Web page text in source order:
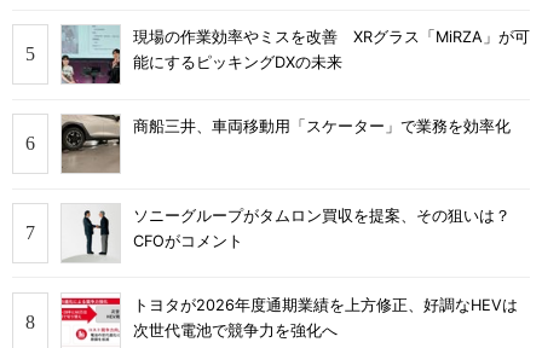
現場の作業効率やミスを改善 XRグラス「MiRZA」が可
能にするピッキングDXの未来
商船三井、車両移動用「スケーター」で業務を効率化
ソニーグループがタムロン買収を提案、その狙いは？
CFOがコメント
トヨタが2026年度通期業績を上方修正、好調なHEVは
次世代電池で競争力を強化へ